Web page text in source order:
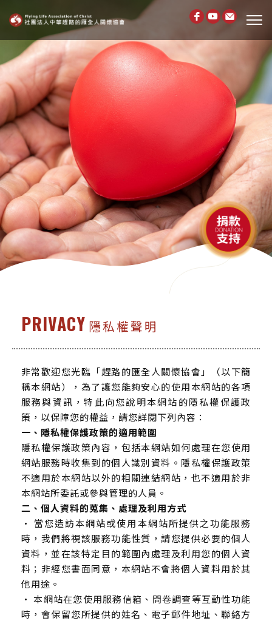
PRIVACY 隱私權聲明
非常歡迎您光臨「趕路的匯全人關懷協會」（以下簡
稱本網站），為了讓您能夠安心的使用本網站的各項
服務與資訊，特此向您說明本網站的隱私權保護政
策，以保障您的權益，請您詳閱下列內容：
一、隱私權保護政策的適用範圍
隱私權保護政策內容，包括本網站如何處理在您使用
網站服務時收集到的個人識別資料。隱私權保護政策
不適用於本網站以外的相關連結網站，也不適用於非
本網站所委託或參與管理的人員。
二、個人資料的蒐集、處理及利用方式
• 當您造訪本網站或使用本網站所提供之功能服務
時，我們將視該服務功能性質，請您提供必要的個人
資料，並在該特定目的範圍內處理及利用您的個人資
料；非經您書面同意，本網站不會將個人資料用於其
他用途。
• 本網站在您使用服務信箱、問卷調查等互動性功能
時，會保留您所提供的姓名、電子郵件地址、聯絡方